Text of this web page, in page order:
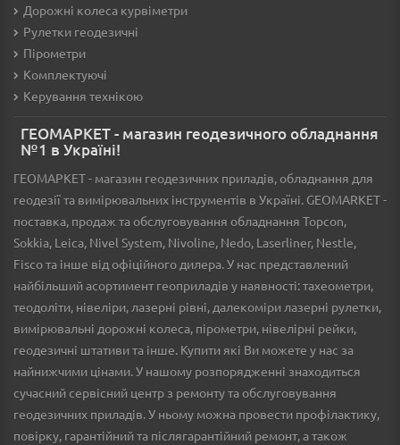
Дорожні колеса курвіметри
Рулетки геодезичні
Пірометри
Комплектуючі
Керування технікою
ГЕОМАРКЕТ - магазин геодезичного обладнання
№1 в Україні!
ГЕОМАРКЕТ - магазин геодезичних приладів, обладнання для
геодезії та вимірювальних інструментів в Україні. GEOMARKET -
поставка, продаж та обслуговування обладнання Topcon,
Sokkia, Leica, Nivel System, Nivoline, Nedo, Laserliner, Nestle,
Fisco та інше від офіційного дилера. У нас представлений
найбільший асортимент геоприладів у наявності: тахеометри,
теодоліти, нівеліри, лазерні рівні, далекоміри лазерні рулетки,
вимірювальні дорожні колеса, пірометри, нівелірні рейки,
геодезичні штативи та інше. Купити які Ви можете у нас за
найнижчими цінами. У нашому розпорядженні знаходиться
сучасний сервісний центр з ремонту та обслуговування
геодезичних приладів. У ньому можна провести профілактику,
повірку, гарантійний та післягарантійний ремонт, а також